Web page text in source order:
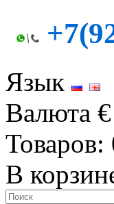
Язык
Валюта €
В